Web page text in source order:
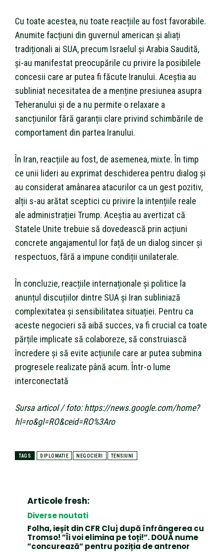
Cu toate acestea, nu toate reacțiile au fost favorabile.
Anumite facțiuni din guvernul american și aliați
tradiționali ai SUA, precum Israelul și Arabia Saudită,
și-au manifestat preocupările cu privire la posibilele
concesii care ar putea fi făcute Iranului. Aceștia au
subliniat necesitatea de a menține presiunea asupra
Teheranului și de a nu permite o relaxare a
sancțiunilor fără garanții clare privind schimbările de
comportament din partea Iranului.
În Iran, reacțiile au fost, de asemenea, mixte. În timp
ce unii lideri au exprimat deschiderea pentru dialog și
au considerat amânarea atacurilor ca un gest pozitiv,
alții s-au arătat sceptici cu privire la intențiile reale
ale administrației Trump. Aceștia au avertizat că
Statele Unite trebuie să dovedească prin acțiuni
concrete angajamentul lor față de un dialog sincer și
respectuos, fără a impune condiții unilaterale.
În concluzie, reacțiile internaționale și politice la
anunțul discuțiilor dintre SUA și Iran subliniază
complexitatea și sensibilitatea situației. Pentru ca
aceste negocieri să aibă succes, va fi crucial ca toate
părțile implicate să colaboreze, să construiască
încredere și să evite acțiunile care ar putea submina
progresele realizate până acum. Într-o lume
interconectată
Sursa articol / foto: https://news.google.com/home?
hl=ro&gl=RO&ceid=RO%3Aro
TAGS DIPLOMATIE NEGOCIERI TENSIUNI
Articole fresh:
Diverse noutati
Folha, ieșit din CFR Cluj după înfrângerea cu
Tromso! ”Îi voi elimina pe toți!”. DOUĂ nume
”concurează” pentru poziția de antrenor